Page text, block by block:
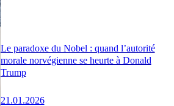
Le paradoxe du Nobel : quand l’autorité
morale norvégienne se heurte à Donald
Trump
21.01.2026